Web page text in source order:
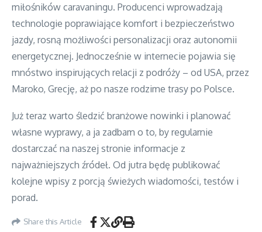
miłośników caravaningu. Producenci wprowadzają
technologie poprawiające komfort i bezpieczeństwo
jazdy, rosną możliwości personalizacji oraz autonomii
energetycznej. Jednocześnie w internecie pojawia się
mnóstwo inspirujących relacji z podróży – od USA, przez
Maroko, Grecję, aż po nasze rodzime trasy po Polsce.
Już teraz warto śledzić branżowe nowinki i planować
własne wyprawy, a ja zadbam o to, by regularnie
dostarczać na naszej stronie informacje z
najważniejszych źródeł. Od jutra będę publikować
kolejne wpisy z porcją świeżych wiadomości, testów i
porad.
Share this Article